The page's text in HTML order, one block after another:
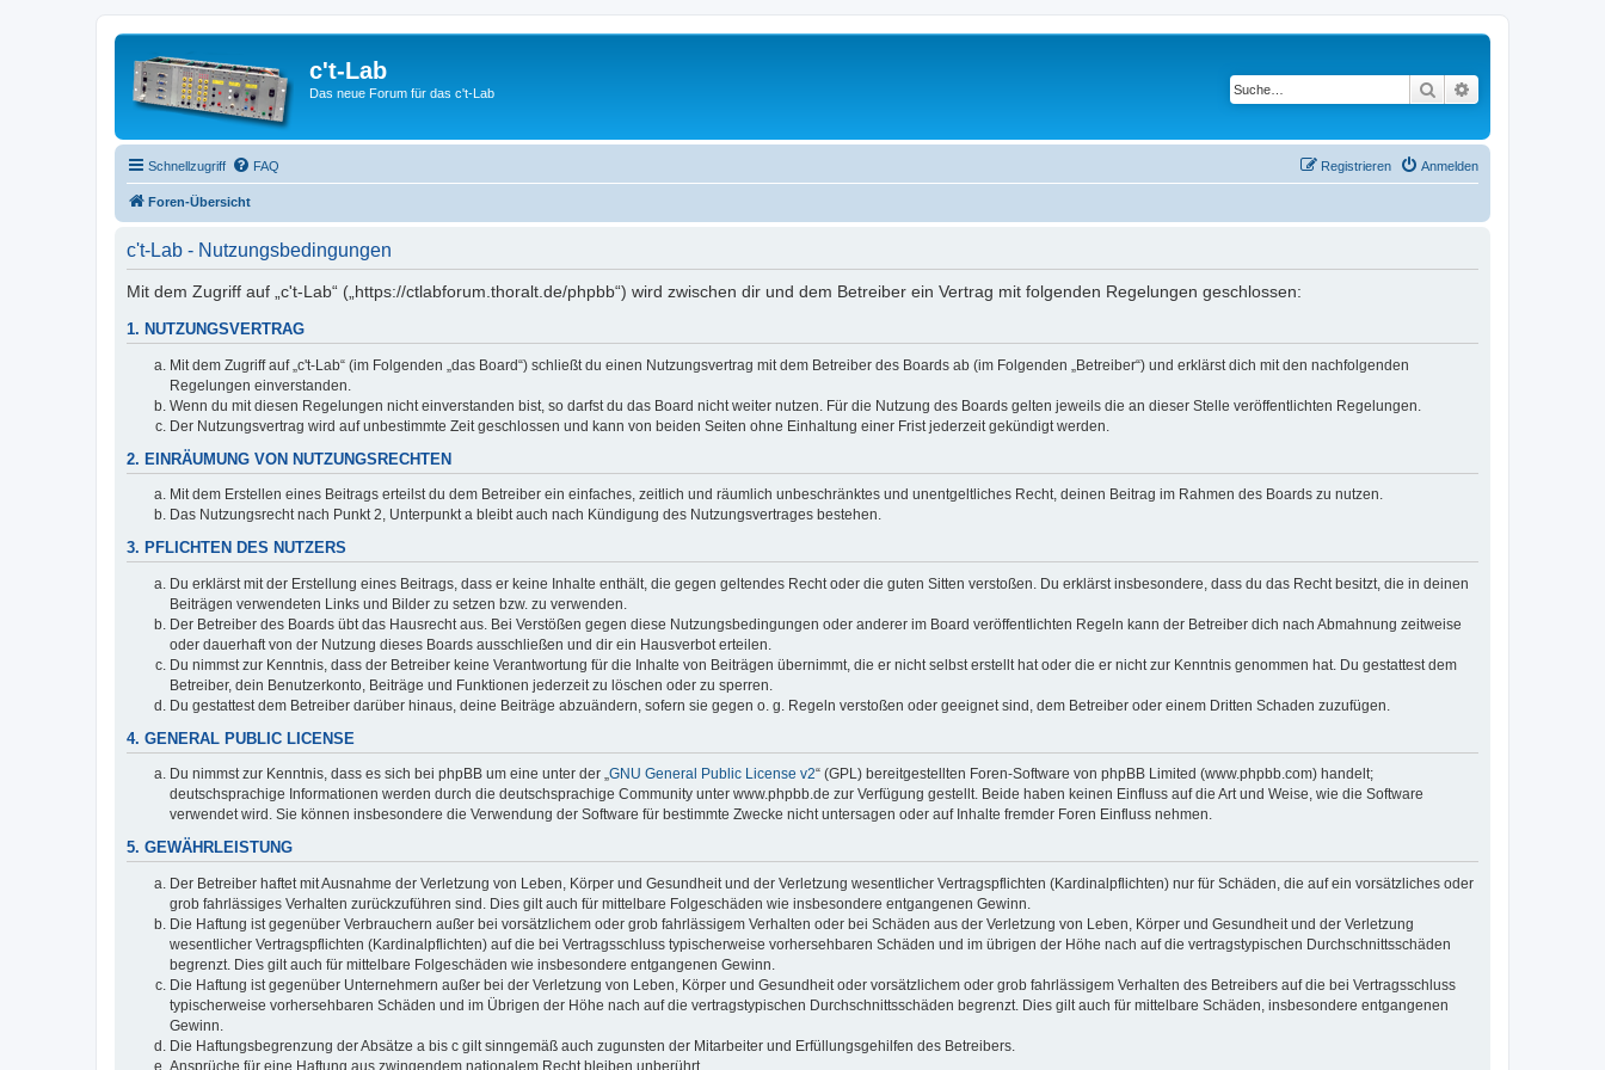
c't-Lab
Das neue Forum für das c't-Lab Suche
Schnellzugriff FAQ Anmelden
Registrieren
Foren-Übersicht
c't-Lab - Nutzungsbedingungen
Mit dem Zugriff auf „c't-Lab“ („https://ctlabforum.thoralt.de/phpbb“) wird zwischen dir und dem Betreiber ein Vertrag mit folgenden Regelungen geschlossen:
1. NUTZUNGSVERTRAG
Mit dem Zugriff auf „c't-Lab“ (im Folgenden „das Board“) schließt du einen Nutzungsvertrag mit dem Betreiber des Boards ab (im Folgenden „Betreiber“) und erklärst dich mit den nachfolgenden
Regelungen einverstanden.
Wenn du mit diesen Regelungen nicht einverstanden bist, so darfst du das Board nicht weiter nutzen. Für die Nutzung des Boards gelten jeweils die an dieser Stelle veröffentlichten Regelungen.
Der Nutzungsvertrag wird auf unbestimmte Zeit geschlossen und kann von beiden Seiten ohne Einhaltung einer Frist jederzeit gekündigt werden.
2. EINRÄUMUNG VON NUTZUNGSRECHTEN
Mit dem Erstellen eines Beitrags erteilst du dem Betreiber ein einfaches, zeitlich und räumlich unbeschränktes und unentgeltliches Recht, deinen Beitrag im Rahmen des Boards zu nutzen.
Das Nutzungsrecht nach Punkt 2, Unterpunkt a bleibt auch nach Kündigung des Nutzungsvertrages bestehen.
3. PFLICHTEN DES NUTZERS
Du erklärst mit der Erstellung eines Beitrags, dass er keine Inhalte enthält, die gegen geltendes Recht oder die guten Sitten verstoßen. Du erklärst insbesondere, dass du das Recht besitzt, die in deinen
Beiträgen verwendeten Links und Bilder zu setzen bzw. zu verwenden.
Der Betreiber des Boards übt das Hausrecht aus. Bei Verstößen gegen diese Nutzungsbedingungen oder anderer im Board veröffentlichten Regeln kann der Betreiber dich nach Abmahnung zeitweise
oder dauerhaft von der Nutzung dieses Boards ausschließen und dir ein Hausverbot erteilen.
Du nimmst zur Kenntnis, dass der Betreiber keine Verantwortung für die Inhalte von Beiträgen übernimmt, die er nicht selbst erstellt hat oder die er nicht zur Kenntnis genommen hat. Du gestattest dem
Betreiber, dein Benutzerkonto, Beiträge und Funktionen jederzeit zu löschen oder zu sperren.
Du gestattest dem Betreiber darüber hinaus, deine Beiträge abzuändern, sofern sie gegen o. g. Regeln verstoßen oder geeignet sind, dem Betreiber oder einem Dritten Schaden zuzufügen.
4. GENERAL PUBLIC LICENSE
Du nimmst zur Kenntnis, dass es sich bei phpBB um eine unter der „GNU General Public License v2“ (GPL) bereitgestellten Foren-Software von phpBB Limited (www.phpbb.com) handelt;
deutschsprachige Informationen werden durch die deutschsprachige Community unter www.phpbb.de zur Verfügung gestellt. Beide haben keinen Einfluss auf die Art und Weise, wie die Software
verwendet wird. Sie können insbesondere die Verwendung der Software für bestimmte Zwecke nicht untersagen oder auf Inhalte fremder Foren Einfluss nehmen.
5. GEWÄHRLEISTUNG
Der Betreiber haftet mit Ausnahme der Verletzung von Leben, Körper und Gesundheit und der Verletzung wesentlicher Vertragspflichten (Kardinalpflichten) nur für Schäden, die auf ein vorsätzliches oder
grob fahrlässiges Verhalten zurückzuführen sind. Dies gilt auch für mittelbare Folgeschäden wie insbesondere entgangenen Gewinn.
Die Haftung ist gegenüber Verbrauchern außer bei vorsätzlichem oder grob fahrlässigem Verhalten oder bei Schäden aus der Verletzung von Leben, Körper und Gesundheit und der Verletzung
wesentlicher Vertragspflichten (Kardinalpflichten) auf die bei Vertragsschluss typischerweise vorhersehbaren Schäden und im übrigen der Höhe nach auf die vertragstypischen Durchschnittsschäden
begrenzt. Dies gilt auch für mittelbare Folgeschäden wie insbesondere entgangenen Gewinn.
Die Haftung ist gegenüber Unternehmern außer bei der Verletzung von Leben, Körper und Gesundheit oder vorsätzlichem oder grob fahrlässigem Verhalten des Betreibers auf die bei Vertragsschluss
typischerweise vorhersehbaren Schäden und im Übrigen der Höhe nach auf die vertragstypischen Durchschnittsschäden begrenzt. Dies gilt auch für mittelbare Schäden, insbesondere entgangenen
Gewinn.
Die Haftungsbegrenzung der Absätze a bis c gilt sinngemäß auch zugunsten der Mitarbeiter und Erfüllungsgehilfen des Betreibers.
Ansprüche für eine Haftung aus zwingendem nationalem Recht bleiben unberührt.